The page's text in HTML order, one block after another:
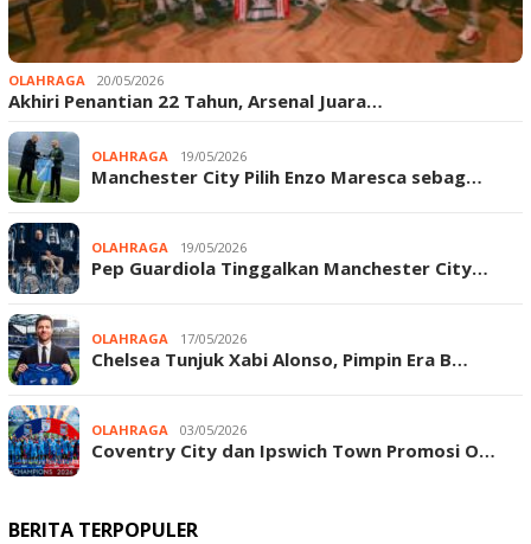
OLAHRAGA 20/05/2026
Akhiri Penantian 22 Tahun, Arsenal Juara…
OLAHRAGA 19/05/2026
Manchester City Pilih Enzo Maresca sebag…
OLAHRAGA 19/05/2026
Pep Guardiola Tinggalkan Manchester City…
OLAHRAGA 17/05/2026
Chelsea Tunjuk Xabi Alonso, Pimpin Era B…
OLAHRAGA 03/05/2026
Coventry City dan Ipswich Town Promosi O…
BERITA TERPOPULER